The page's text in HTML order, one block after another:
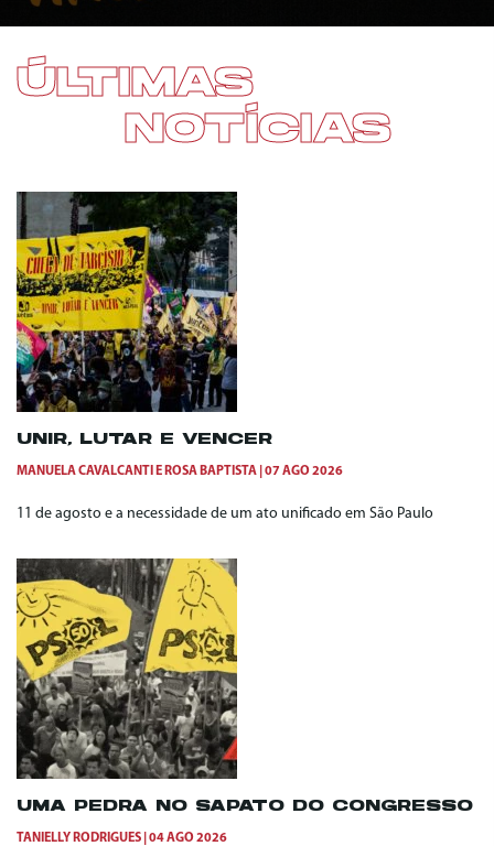
ÚLTIMAS
NOTÍCIAS
UNIR, LUTAR E VENCER
MANUELA CAVALCANTI E ROSA BAPTISTA 07 AGO 2026
11 de agosto e a necessidade de um ato unificado em São Paulo
UMA PEDRA NO SAPATO DO CONGRESSO
TANIELLY RODRIGUES 04 AGO 2026